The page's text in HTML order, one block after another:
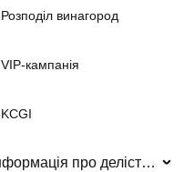
Розподіл винагород
VIP-кампанія
KCGI
Інформація про делістинг